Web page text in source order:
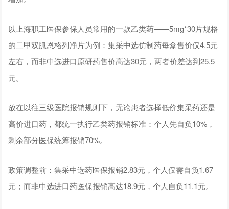
以上海职工医保参保人员常用的一款乙类药——5mg*30片规格
的二甲双胍恩格列净片为例：集采中选仿制药每盒售价仅4.5元
左右，而非中选进口原研药售价高达30元，两者价差达到25.5
元。
放在以往三级医院报销规则下，无论患者选择低价集采药还是
高价进口药，都统一执行乙类药报销标准：个人先自负10%，
剩余部分医保统筹报销70%。
政策调整前：集采中选药医保报销2.83元，个人仅需自负1.67
元；而非中选进口药医保报销高达18.9元，个人自负11.1元。